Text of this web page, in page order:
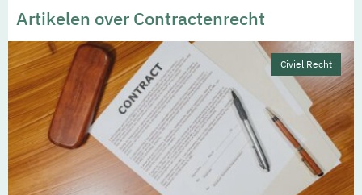
Artikelen over Contractenrecht
Civiel Recht